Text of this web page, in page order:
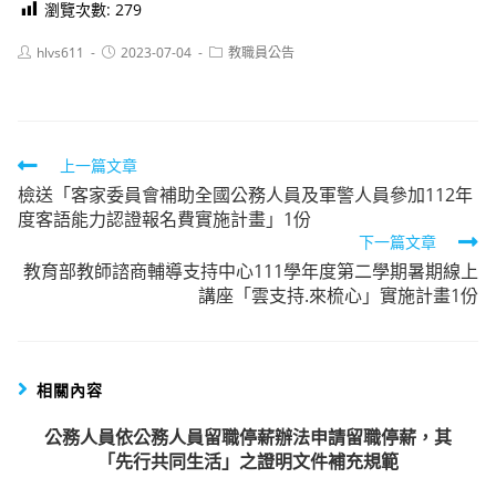
瀏覽次數: 279
Posthlvs611
Post2023-07-04
Post教職員公告
Read
more
articles
上一篇文章
檢送「客家委員會補助全國公務人員及軍警人員參加112年
度客語能力認證報名費實施計畫」1份
下一篇文章
教育部教師諮商輔導支持中心111學年度第二學期暑期線上
講座「雲支持.來梳心」實施計畫1份
相關內容
公務人員依公務人員留職停薪辦法申請留職停薪，其
「先行共同生活」之證明文件補充規範